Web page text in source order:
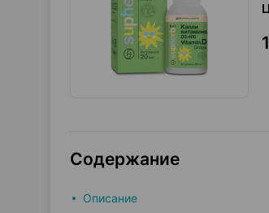
Содержание
Описание